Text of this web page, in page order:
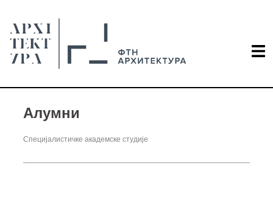
Алумни
Специјалистичке академске студије